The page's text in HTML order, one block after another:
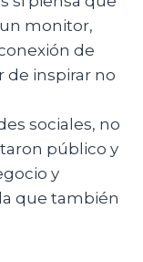
monitor,
de
de inspirar no
sociales, no
público y
y
que también